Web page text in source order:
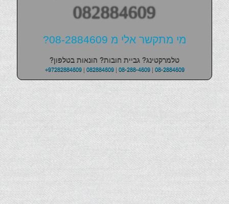
082884609
מי מתקשר אלי מ 08-2884609?
טלמרקטינג? גביית חובות? הונאות בטלפון?
+97282884609| 082884609| 08-288-4609| 08-2884609